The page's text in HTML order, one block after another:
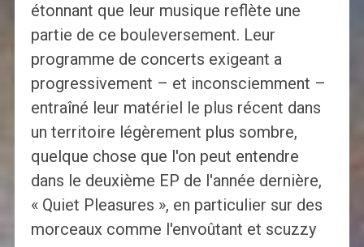
étonnant que leur musique reflète une
partie de ce bouleversement. Leur
programme de concerts exigeant a
progressivement – ​​et inconsciemment – ​​
entraîné leur matériel le plus récent dans
un territoire légèrement plus sombre,
quelque chose que l'on peut entendre
dans le deuxième EP de l'année dernière,
« Quiet Pleasures », en particulier sur des
morceaux comme l'envoûtant et scuzzy